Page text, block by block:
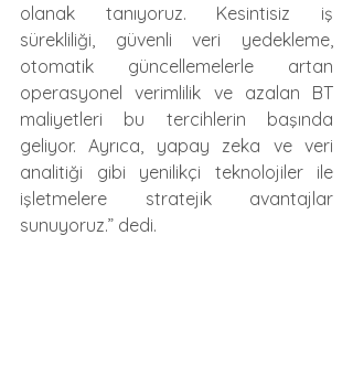
olanak tanıyoruz. Kesintisiz iş
sürekliliği, güvenli veri yedekleme,
otomatik güncellemelerle artan
operasyonel verimlilik ve azalan BT
maliyetleri bu tercihlerin başında
geliyor. Ayrıca, yapay zeka ve veri
analitiği gibi yenilikçi teknolojiler ile
işletmelere stratejik avantajlar
sunuyoruz.” dedi.